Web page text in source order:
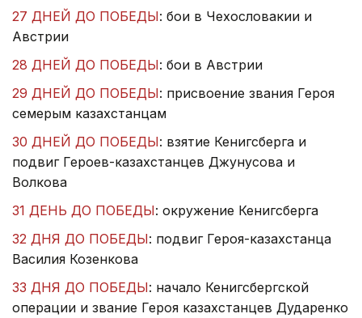
27 ДНЕЙ ДО ПОБЕДЫ: бои в Чехословакии и
Австрии
28 ДНЕЙ ДО ПОБЕДЫ: бои в Австрии
29 ДНЕЙ ДО ПОБЕДЫ: присвоение звания Героя
семерым казахстанцам
30 ДНЕЙ ДО ПОБЕДЫ: взятие Кенигсберга и
подвиг Героев-казахстанцев Джунусова и
Волкова
31 ДЕНЬ ДО ПОБЕДЫ: окружение Кенигсберга
32 ДНЯ ДО ПОБЕДЫ: подвиг Героя-казахстанца
Василия Козенкова
33 ДНЯ ДО ПОБЕДЫ: начало Кенигсбергской
операции и звание Героя казахстанцев Дударенко